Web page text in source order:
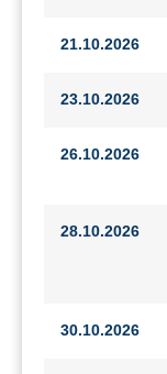
21.10.2026
23.10.2026
26.10.2026
28.10.2026
30.10.2026